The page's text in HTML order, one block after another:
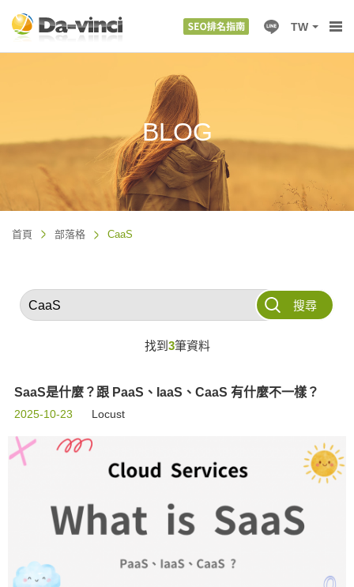
TW
BLOG
首頁 部落格 CaaS
搜尋
找到 3筆資料
SaaS是什麼？跟 PaaS、IaaS、CaaS 有什麼不一樣？
2025-10-23 Locust